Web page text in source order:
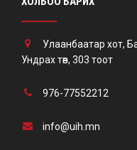
Улаанбаатар хот,
Ундрах төв, 303 тоот
976-77552212
info@uih.mn